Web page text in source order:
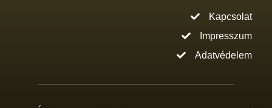
Kapcsolat
Impresszum
Adatvédelem